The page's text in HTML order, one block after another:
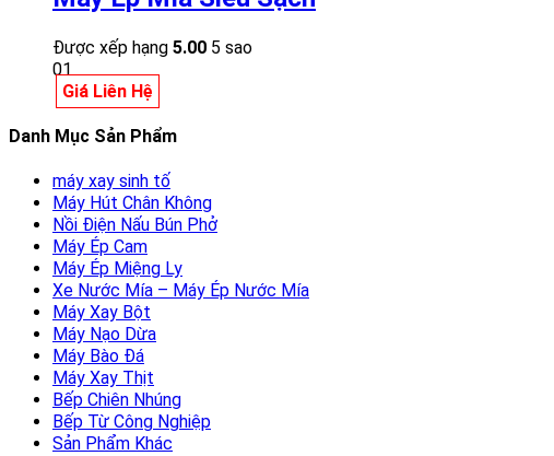
Được xếp hạng 5.00 5 sao
01
Giá Liên Hệ
Danh Mục Sản Phẩm
máy xay sinh tố
Máy Hút Chân Không
Nồi Điện Nấu Bún Phở
Máy Ép Cam
Máy Ép Miệng Ly
Xe Nước Mía – Máy Ép Nước Mía
Máy Xay Bột
Máy Nạo Dừa
Máy Bào Đá
Máy Xay Thịt
Bếp Chiên Nhúng
Bếp Từ Công Nghiệp
Sản Phẩm Khác